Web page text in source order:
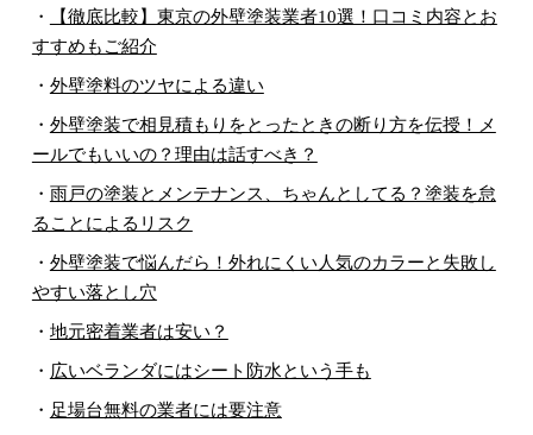
・
【徹底比較】東京の外壁塗装業者10選！口コミ内容とお
すすめもご紹介
・ 外壁塗料のツヤによる違い
・ 外壁塗装で相見積もりをとったときの断り方を伝授！メ
ールでもいいの？理由は話すべき？
・ 雨戸の塗装とメンテナンス、ちゃんとしてる？塗装を怠
ることによるリスク
・ 外壁塗装で悩んだら！外れにくい人気のカラーと失敗し
やすい落とし穴
・ 地元密着業者は安い？
・ 広いベランダにはシート防水という手も
・ 足場台無料の業者には要注意